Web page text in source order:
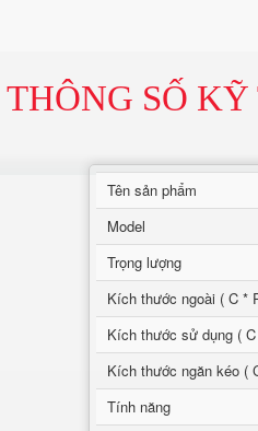
THÔNG SỐ
Tên sản phẩm
Model
Trọng lượng
Kích thước ngoài ( C *
Kích thước sử dụng (
Kích thước ngăn kéo (
Tính năng